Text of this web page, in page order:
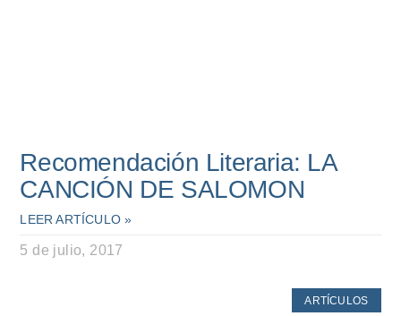
Recomendación Literaria: LA
CANCIÓN DE SALOMON
LEER ARTÍCULO »
5 de julio, 2017
ARTÍCULOS